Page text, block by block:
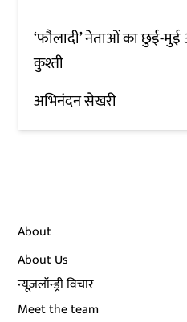
‘फौलादी’ नेताओं का छुई-
कुश्ती
अभिनंदन सेखरी
About
About Us
न्यूज़लॉन्ड्री विचार
Meet the team